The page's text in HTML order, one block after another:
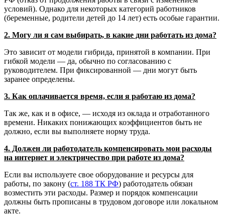
условий). Однако для некоторых категорий работников
(беременные, родители детей до 14 лет) есть особые гарантии.
2. Могу ли я сам выбирать, в какие дни работать из дома?
Это зависит от модели гибрида, принятой в компании. При
гибкой модели — да, обычно по согласованию с
руководителем. При фиксированной — дни могут быть
заранее определены.
3. Как оплачивается время, если я работаю из дома?
Так же, как и в офисе, — исходя из оклада и отработанного
времени. Никаких понижающих коэффициентов быть не
должно, если вы выполняете норму труда.
4. Должен ли работодатель компенсировать мои расходы
на интернет и электричество при работе из дома?
Если вы используете свое оборудование и ресурсы для
работы, по закону (ст. 188 ТК РФ) работодатель обязан
возместить эти расходы. Размер и порядок компенсации
должны быть прописаны в трудовом договоре или локальном
акте.